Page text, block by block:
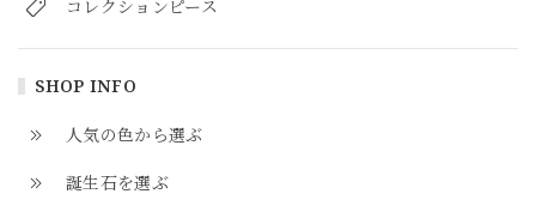
コレクションピース
SHOP INFO
人気の色から選ぶ
誕生石を選ぶ